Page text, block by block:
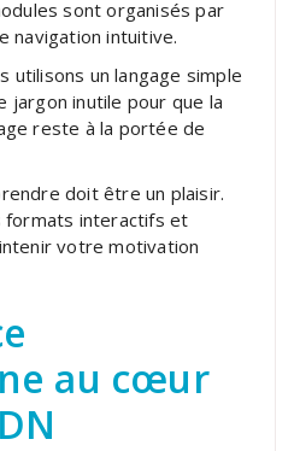
sont organisés par
navigation intuitive.
utilisons un langage simple
jargon inutile pour que la
reste à la portée de
doit être un plaisir.
formats interactifs et
votre motivation
au cœur